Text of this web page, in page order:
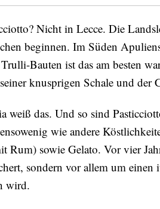
Nicht in Lecce. Die
beginnen. Im Süden
Bauten ist das am besten
knusprigen Schale und
weiß das. Und so sind
wie andere
Rum) sowie Gelato. Vor vier
sondern vor allem um
wird.